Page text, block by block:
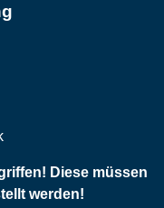
Diese müssen
werden!